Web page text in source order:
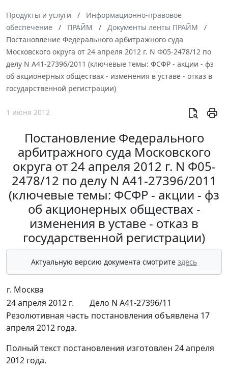
Продукты и услуги
Информационно-правовое
обеспечение
ПРАЙМ
Документы ленты ПРАЙМ
Постановление Федерального арбитражного суда
Московского округа от 24 апреля 2012 г. N Ф05-2478/12 по
делу N А41-27396/2011 (ключевые темы: ФСФР - акции - фз
об акционерных обществах - изменения в уставе - отказ в
государственной регистрации)
1 июня 2012
Постановление Федерального
арбитражного суда Московского
округа от 24 апреля 2012 г. N Ф05-
2478/12 по делу N А41-27396/2011
(ключевые темы: ФСФР - акции - фз
об акционерных обществах -
изменения в уставе - отказ в
государственной регистрации)
Актуальную версию документа смотрите здесь
г. Москва
24 апреля 2012 г.
Дело N А41-27396/11
Резолютивная часть постановления объявлена 17
апреля 2012 года.
Полный текст постановления изготовлен 24 апреля
2012 года.